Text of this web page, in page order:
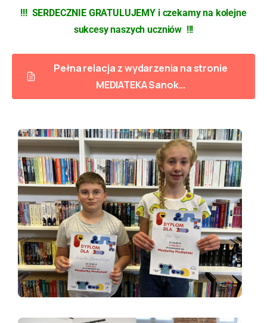
!!! SERDECZNIE GRATULUJEMY i czekamy na kolejne
sukcesy naszych uczniów !!!
Pełna relacja z wydarzenia na stronie
MEDIATEKA Sanok...